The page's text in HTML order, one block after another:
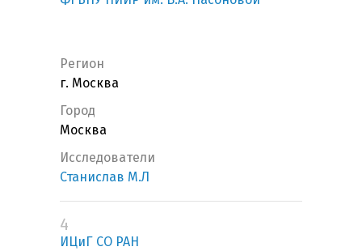
Регион
г. Москва
Город
Москва
Исследователи
Станислав М.Л
4
ИЦиГ СО РАН